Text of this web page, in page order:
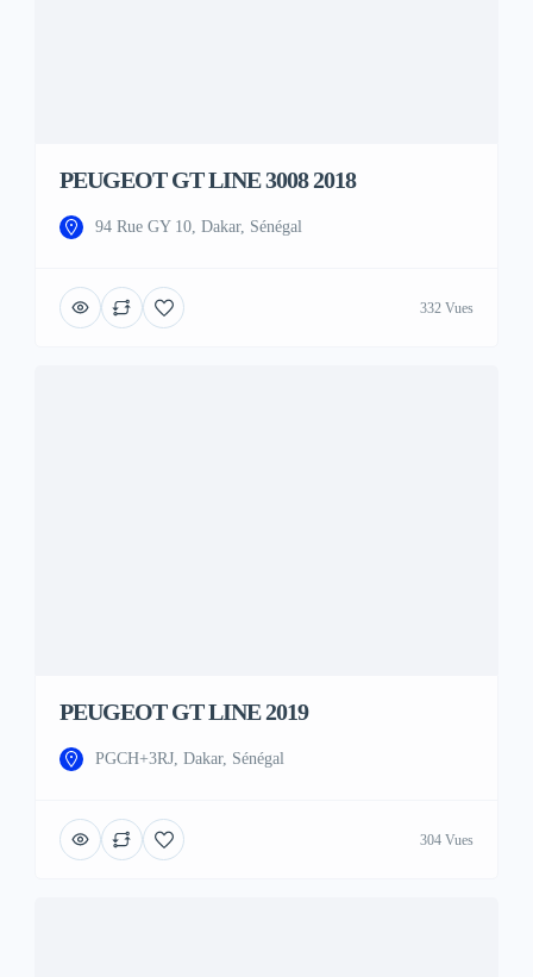
PEUGEOT GT LINE 3008 2018
94 Rue GY 10, Dakar, Sénégal
332 Vues
PEUGEOT GT LINE 2019
PGCH+3RJ, Dakar, Sénégal
304 Vues